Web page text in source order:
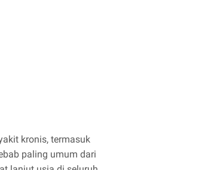
kronis, termasuk
paling umum dari